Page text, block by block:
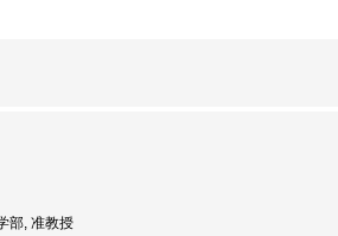
部, 准教授